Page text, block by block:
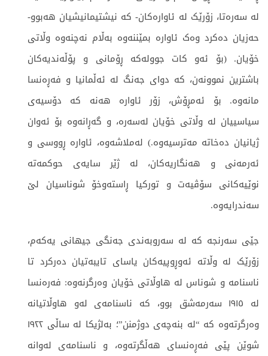
لە سەرەتا، زۆرێک لە ئاوارەکان- کە نیشتیمانیشیان هەبوو-
حەزیان دەکرد وەک ئاوارە بمێننەوە بەڵام نەچنەوە وڵاتی
خۆیان. (بۆ ئەو کات جوولەکە ڕۆمانی و پۆڵەندیەکان
باشترین نموونەن، کە دوای جەنگ لە ئەڵمانیا و فەڕەنسا
مانەوە. بۆ ئەمڕۆش، زۆر ئاوارە هەنە کە دۆسیەی
سیاسییان لە وڵاتی خۆیان لەسەرە، و گەڕانەوە بۆ ئەوان
ژیانیان دەخاتە مەترسیەوە.) لەملاشەوە، ئاوارە ڕووسی و
ئەرمەنی و هەنگاریەکان، لە ژێر سایەی حوکمەتە
نوێیەکانی سۆڤیەت و تورکیا ڕاستەوخۆ شوناسیان لێ
سەندرایەوە.
جێی سەرنجە کە لە سەروبەندی جەنگی جیهانی یەکەم،
زۆرێک لە وڵاتە ئەوڕوپیەکان یاسای تایبەتیان دەرکرد تا
ناسنامە و شوناس لە هاوڵاتی خۆیان وەرگرنەوە: فەرەنسا
لە ١٩١٥ سەرمەشق بوو، کە ناسنامەی لەو هاوڵاتیانە
وەرگرتەوە کە “لە بنەچەی دوژمنن”؛ بەلژیکا لە ساڵی ١٩٢٢
شوێن پێی فەڕەنسای هەڵگرتەوە، و ناسنامەی لەوانە